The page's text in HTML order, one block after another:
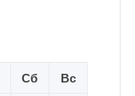
Сб Вс